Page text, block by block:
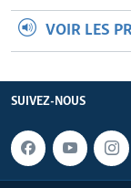
VOIR LES
SUIVEZ-NOUS